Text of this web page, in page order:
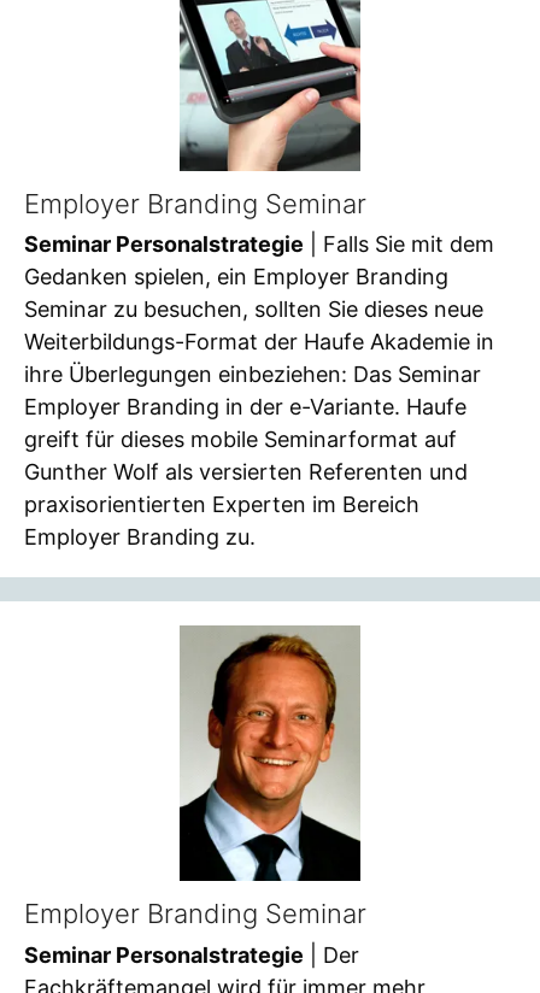
Employer Branding Seminar
Seminar Personalstrategie | Falls Sie mit dem
Gedanken spielen, ein Employer Branding
Seminar zu besuchen, sollten Sie dieses neue
Weiterbildungs-Format der Haufe Akademie in
ihre Überlegungen einbeziehen: Das Seminar
Employer Branding in der e-Variante. Haufe
greift für dieses mobile Seminarformat auf
Gunther Wolf als versierten Referenten und
praxisorientierten Experten im Bereich
Employer Branding zu.
Employer Branding Seminar
Seminar Personalstrategie | Der
Fachkräftemangel wird für immer mehr